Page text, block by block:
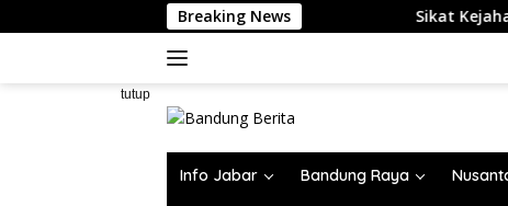
ke
Breaking News Sikat Kejahatan
tutup
Info Jabar Bandung Raya